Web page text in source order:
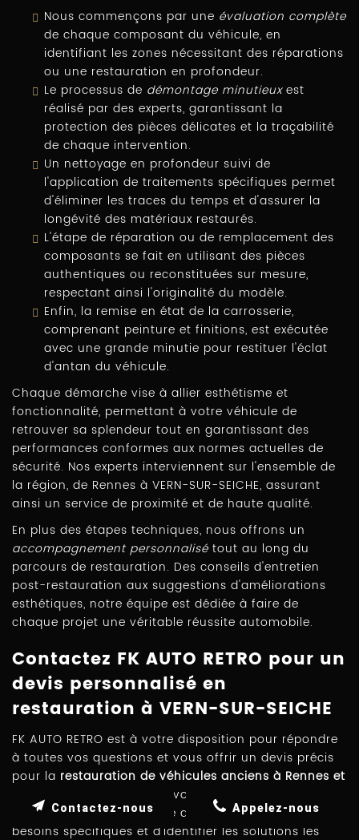
Nous commençons par une évaluation complète
de chaque composant du véhicule, en
identifiant les zones nécessitant des réparations
ou une restauration en profondeur.
Le processus de démontage minutieuxest
réalisé par des experts, garantissant la
protection des pièces délicates et la traçabilité
de chaque intervention.
Un nettoyage en profondeur suivi de
l'application de traitements spécifiques permet
d'éliminer les traces du temps et d'assurer la
longévité des matériaux restaurés.
L'étape de réparation ou de remplacement des
composants se fait en utilisant des pièces
authentiques ou reconstituées sur mesure,
respectant ainsi l'originalité du modèle.
Enfin, la remise en état de la carrosserie,
comprenant peinture et finitions, est exécutée
avec une grande minutie pour restituer l'éclat
d'antan du véhicule.
Chaque démarche vise à allier esthétisme et
fonctionnalité, permettant à votre véhicule de
retrouver sa splendeur tout en garantissant des
performances conformes aux normes actuelles de
sécurité. Nos experts interviennent sur l'ensemble de
la région, de Rennes à VERN-SUR-SEICHE, assurant
ainsi un service de proximité et de haute qualité.
En plus des étapes techniques, nous offrons un
accompagnement personnalisé tout au long du
parcours de restauration. Des conseils d'entretien
post-restauration aux suggestions d'améliorations
esthétiques, notre équipe est dédiée à faire de
chaque projet une véritable réussite automobile.
Contactez FK AUTO RETRO pour un
devis personnalisé en
restauration à VERN-SUR-SEICHE
FK AUTO RETRO est à votre disposition pour répondre
à toutes vos questions et vous offrir un devis précis
pour la restauration de véhicules anciens à Rennes et
. Nous vous invitons à prendre
contact avec notre équipe afin d'échanger sur vos
besoins spécifiques et d'identifier les solutions les
Appelez-nous
Contactez-nous